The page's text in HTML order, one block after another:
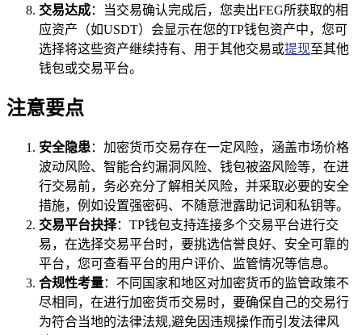
交易达成：当交易确认完成后，您卖出FEG所获取的相
应资产（如USDT）会显示在您的TP钱包资产中，您可
选择将这些资产继续持有、用于其他交易或提现至其他
钱包或交易平台。
注意要点
安全隐患 ：加密货币交易存在一定风险，涵盖市场价格
波动风险、智能合约漏洞风险、钱包被盗风险等，在进
行交易前，务必充分了解相关风险，并采取必要的安全
措施，例如设置强密码、不随意泄露助记词和私钥等。
交易平台抉择：TP钱包支持连接多个交易平台进行交
易，在选择交易平台时，要挑选信誉良好、安全可靠的
平台，您可查看平台的用户评价、监管情况等信息。
合规性考量：不同国家和地区对加密货币的监管政策不
尽相同，在进行加密货币交易时，要确保自己的交易行
为符合当地的法律法规,避免因违规操作而引发法律风